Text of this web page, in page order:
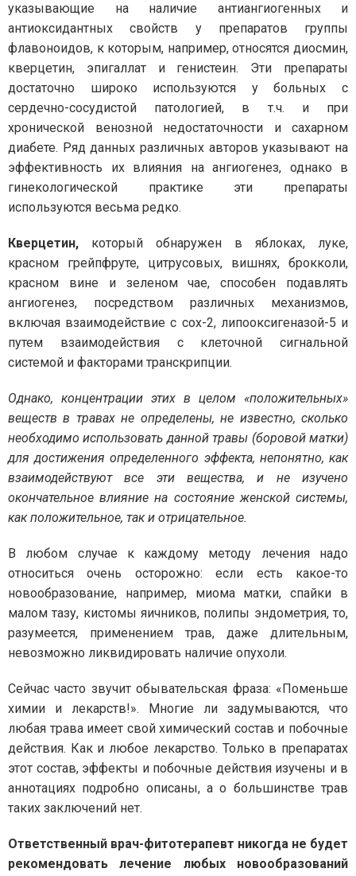
указывающие на наличие антиангиогенных и
антиоксидантных свойств у препаратов группы
флавоноидов, к которым, например, относятся диосмин,
кверцетин, эпигаллат и генистеин. Эти препараты
достаточно широко используются у больных с
сердечно-сосудистой патологией, в т.ч. и при
хронической венозной недостаточности и сахарном
диабете. Ряд данных различных авторов указывают на
эффективность их влияния на ангиогенез, однако в
гинекологической практике эти препараты
используются весьма редко.
Кверцетин, который обнаружен в яблоках, луке,
красном грейпфруте, цитрусовых, вишнях, брокколи,
красном вине и зеленом чае, способен подавлять
ангиогенез, посредством различных механизмов,
включая взаимодействие с cox-2, липооксигеназой-5 и
путем взаимодействия с клеточной сигнальной
системой и факторами транскрипции.
Однако, концентрации этих в целом «положительных»
веществ в травах не определены, не известно, сколько
необходимо использовать данной травы (боровой матки)
для достижения определенного эффекта, непонятно, как
взаимодействуют все эти вещества, и не изучено
окончательное влияние на состояние женской системы,
как положительное, так и отрицательное.
В любом случае к каждому методу лечения надо
относиться очень осторожно: если есть какое-то
новообразование, например, миома матки, спайки в
малом тазу, кистомы яичников, полипы эндометрия, то,
разумеется, применением трав, даже длительным,
невозможно ликвидировать наличие опухоли.
Сейчас часто звучит обывательская фраза: «Поменьше
химии и лекарств!». Многие ли задумываются, что
любая трава имеет свой химический состав и побочные
действия. Как и любое лекарство. Только в препаратах
этот состав, эффекты и побочные действия изучены и в
аннотациях подробно описаны, а о большинстве трав
таких заключений нет.
Ответственный врач-фитотерапевт никогда не будет
рекомендовать лечение любых новообразований